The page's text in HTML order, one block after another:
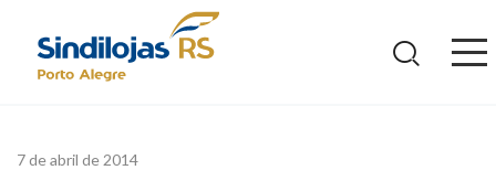
7 de abril de 2014